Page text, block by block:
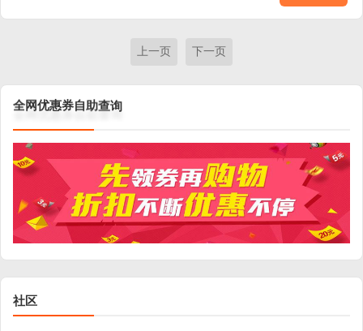
上一页 下一页
全网优惠券自助查询
社区